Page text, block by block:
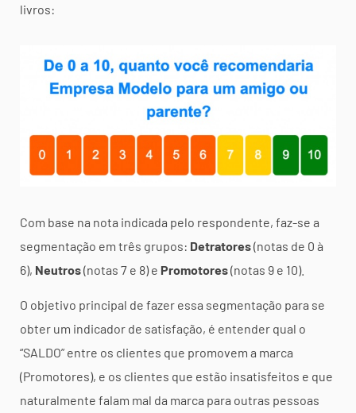
livros:
Com base na nota indicada pelo respondente, faz-se a
segmentação em três grupos: Detratores(notas de 0 à
6), Neutros(notas 7 e 8) e Promotores(notas 9 e 10).
O objetivo principal de fazer essa segmentação para se
obter um indicador de satisfação, é entender qual o
“SALDO” entre os clientes que promovem a marca
(Promotores), e os clientes que estão insatisfeitos e que
naturalmente falam mal da marca para outras pessoas